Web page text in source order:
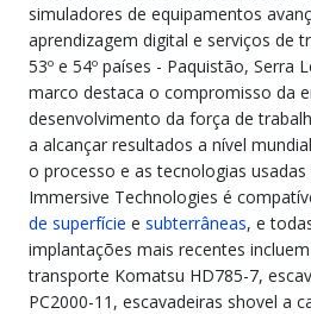
simuladores de equipamentos
aprendizagem digital e serviços de
53º e 54º países - Paquistão, Serra
marco destaca o compromisso da
desenvolvimento da força de
a alcançar resultados a nível
o processo e as tecnologias
Immersive Technologies é
de superfície e subterrâneas, e
implantações mais recentes
transporte Komatsu HD785-7,
PC2000-11, escavadeiras shovel a